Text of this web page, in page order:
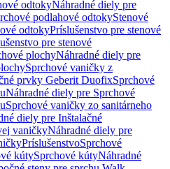
odtokyNáhradné diely pre
podlahové odtokyStenové
odtokyPríslušenstvo pre stenové
pre stenové
plochyNáhradné diely pre
Sprchové vaničky z
prvky Geberit DuofixSprchové
Náhradné diely pre Sprchové
Sprchové vaničky zo sanitárneho
diely pre Inštalačné
vaničkyNáhradné diely pre
PríslušenstvoSprchové
kútySprchové kútyNáhradné